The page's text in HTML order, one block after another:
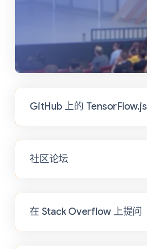
GitHub 上的 TensorFlow.js
社区论坛
在 Stack Overflow 上提问